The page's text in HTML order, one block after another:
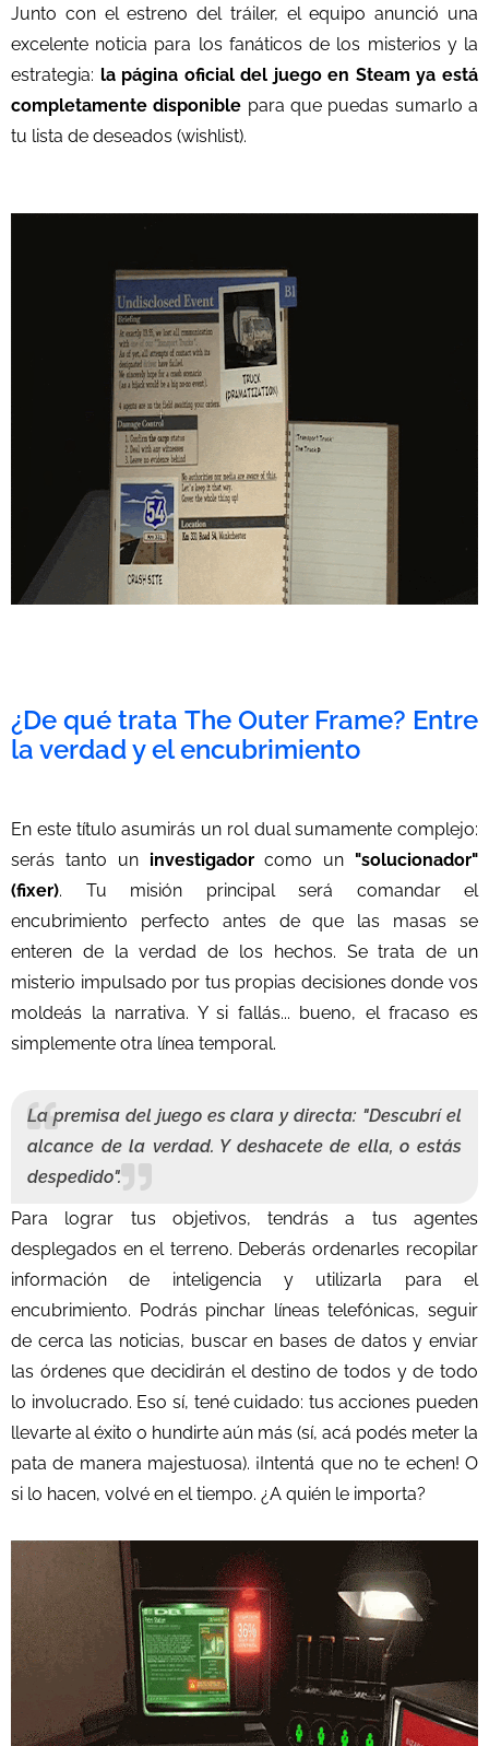
Junto con el estreno del tráiler, el equipo anunció una
excelente noticia para los fanáticos de los misterios y la
estrategia: la página oficial del juego en Steam ya está
completamente disponible para que puedas sumarlo a
tu lista de deseados (wishlist).
¿De qué trata The Outer Frame? Entre
la verdad y el encubrimiento
En este título asumirás un rol dual sumamente complejo:
serás tanto un investigadorcomo un "solucionador"
(fixer). Tu misión principal será comandar el
encubrimiento perfecto antes de que las masas se
enteren de la verdad de los hechos. Se trata de un
misterio impulsado por tus propias decisiones donde vos
moldeás la narrativa. Y si fallás... bueno, el fracaso es
simplemente otra línea temporal.
La premisa del juego es clara y directa: "Descubrí el
alcance de la verdad. Y deshacete de ella, o estás
despedido".
Para lograr tus objetivos, tendrás a tus agentes
desplegados en el terreno. Deberás ordenarles recopilar
información de inteligencia y utilizarla para el
encubrimiento. Podrás pinchar líneas telefónicas, seguir
de cerca las noticias, buscar en bases de datos y enviar
las órdenes que decidirán el destino de todos y de todo
lo involucrado. Eso sí, tené cuidado: tus acciones pueden
llevarte al éxito o hundirte aún más (sí, acá podés meter la
pata de manera majestuosa). ¡Intentá que no te echen! O
si lo hacen, volvé en el tiempo. ¿A quién le importa?